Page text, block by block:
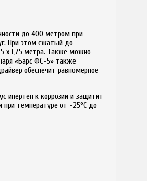
до 400 метром при
При этом сжатый до
х 1,75 метра. Также можно
«Барс ФС-5» также
обеспечит равномерное
инертен к коррозии и защитит
температуре от -25°C до